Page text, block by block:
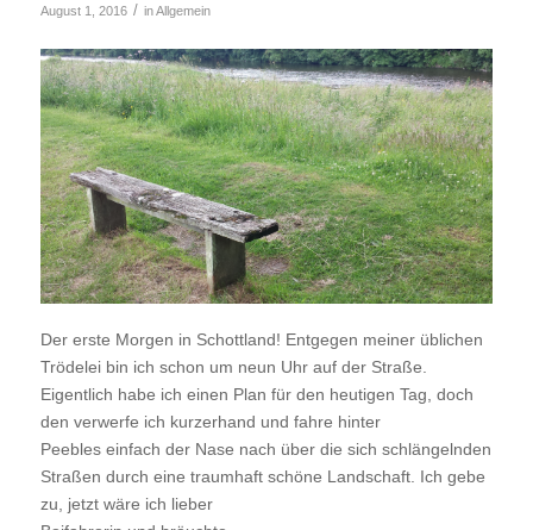
August 1, 2016 / inAllgemein
Der erste Morgen in Schottland! Entgegen meiner üblichen
Trödelei bin ich schon um neun Uhr auf der Straße.
Eigentlich habe ich einen Plan für den heutigen Tag, doch
den verwerfe ich kurzerhand und fahre hinter
Peebles einfach der Nase nach über die sich schlängelnden
Straßen durch eine traumhaft schöne Landschaft. Ich gebe
zu, jetzt wäre ich lieber